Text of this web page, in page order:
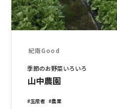
紀南Good
季節のお野菜いろいろ
山中農園
生産者 農業